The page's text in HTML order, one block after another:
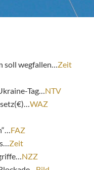
wegfallen… Zeit
Tag… NTV
WAZ
FAZ
Zeit
NZZ